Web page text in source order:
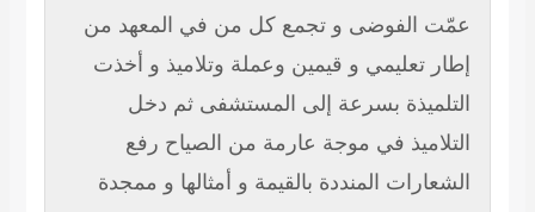
عمّت الفوضى و تجمع كل من في المعهد من
إطار تعليمي و قيمين وعملة وتلاميذ و أخذت
التلميذة بسرعة إلى المستشفى ثم دخل
التلاميذ في موجة عارمة من الصياح رفع
الشعارات المنددة بالقيمة و أمثالها و ممجدة